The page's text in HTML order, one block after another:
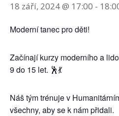
18 září, 2024 @ 17:00 -
Moderní tanec pro děti!
Začínají kurzy moderního a
9 do 15 let. 🕺💃
Náš tým trénuje v
všechny, aby se k nám přidali.